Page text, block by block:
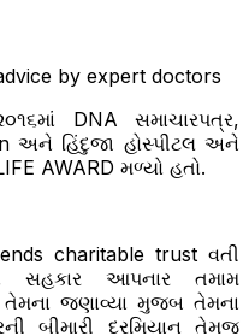
by expert doctors
DNA સમાચારપત્ર,
અને હિંદુજા હોસ્પીટલ અને
AWARD મળ્યો હતો.
charitable trust વતી
સહકાર આપનાર તમામ
તેમના જણાવ્યા મુજબ તેમના
બીમારી દરમિયાન તેમજ